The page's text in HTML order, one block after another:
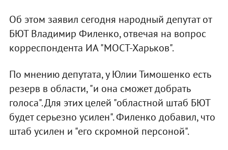
Об этом заявил сегодня народный депутат от
БЮТ Владимир Филенко, отвечая на вопрос
корреспондента ИА "МОСТ-Харьков".
По мнению депутата, у Юлии Тимошенко есть
резерв в области, "и она сможет добрать
голоса". Для этих целей "областной штаб БЮТ
будет серьезно усилен". Филенко добавил, что
штаб усилен и "его скромной персоной".